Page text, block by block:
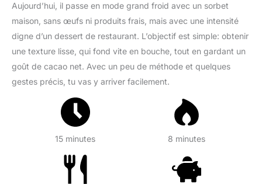
Aujourd’hui, il passe en mode grand froid avec un sorbet
maison, sans œufs ni produits frais, mais avec une intensité
digne d’un dessert de restaurant. L’objectif est simple: obtenir
une texture lisse, qui fond vite en bouche, tout en gardant un
goût de cacao net. Avec un peu de méthode et quelques
gestes précis, tu vas y arriver facilement.
15 minutes 8 minutes